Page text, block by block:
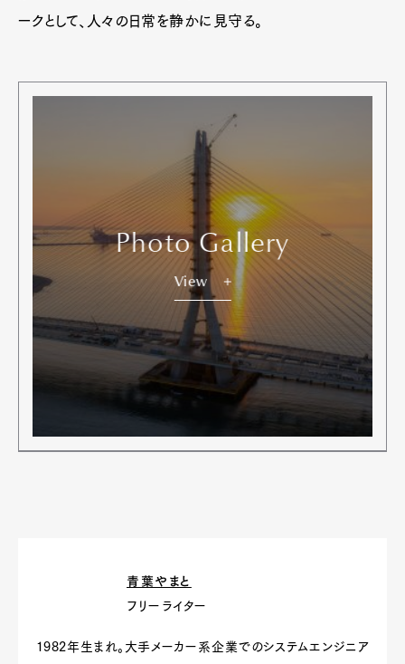
Fashion
Product CultureLifestyle
Pen Membership
Magazine
Official Columnist
Contact
Pen international Pen tw
ークとして、人々の日常を静かに見守る。
Photo Gallery
View
青葉やまと
フリーライター
1982年生まれ。大手メーカー系企業でのシステムエンジニア